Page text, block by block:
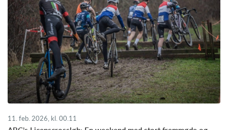
11. feb. 2026, kl. 00.11